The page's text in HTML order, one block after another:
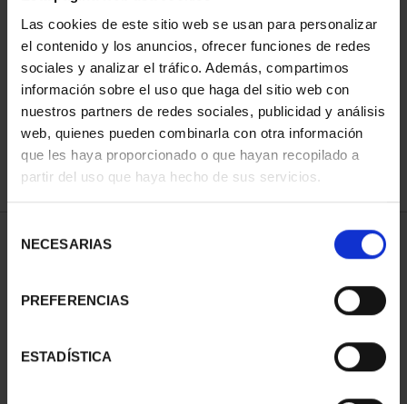
Las cookies de este sitio web se usan para personalizar
el contenido y los anuncios, ofrecer funciones de redes
sociales y analizar el tráfico. Además, compartimos
información sobre el uso que haga del sitio web con
nuestros partners de redes sociales, publicidad y análisis
web, quienes pueden combinarla con otra información
que les haya proporcionado o que hayan recopilado a
partir del uso que haya hecho de sus servicios.
NECESARIAS
PREFERENCIAS
ESTADÍSTICA
ORDENAR POR:
REFINAR
1 Productos encontrados